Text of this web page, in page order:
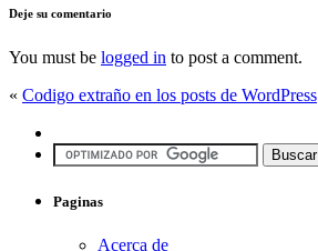
Deje su comentario
You must be logged in to post a comment.
« Codigo extraño en los posts de WordPress
Paginas
Acerca de